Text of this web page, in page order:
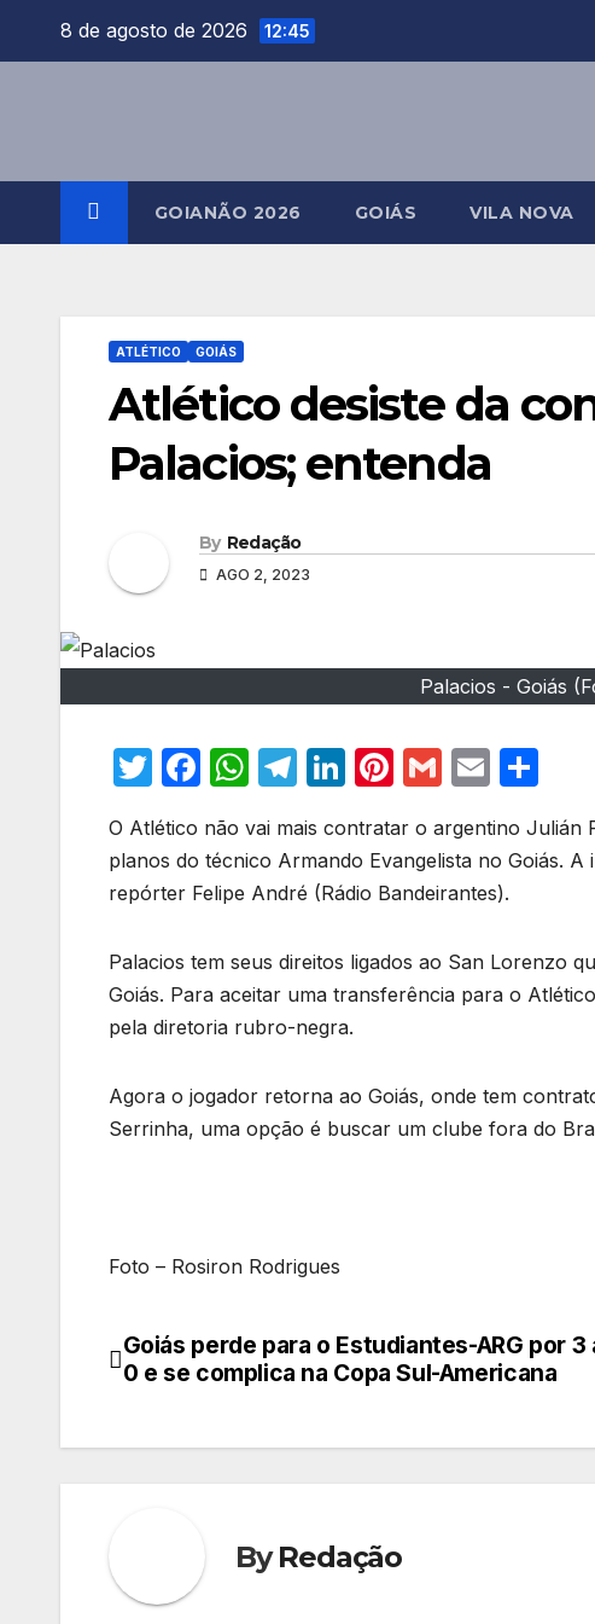
8 de agosto de 2026 12:45
GOIANÃO 2026 GOIÁS VILA NOVA
ATLÉTICO GOIÁS
Atlético desiste da
Palacios; entenda
By Redação
AGO 2, 2023
Palacios - Goiás
T
itt
er
F
c
e
o
o
k
W
at
s
p
p
T
e
gr
m
Li
k
e
n
Pi
er
e
G
ail
E
ail ar
e
O Atlético não vai mais contratar o argentino Julián
planos do técnico Armando Evangelista no Goiás.
repórter Felipe André (Rádio Bandeirantes).
Palacios tem seus direitos ligados ao San Lorenzo
Goiás. Para aceitar uma transferência para o
pela diretoria rubro-negra.
Agora o jogador retorna ao Goiás, onde tem
Serrinha, uma opção é buscar um clube fora do
Foto – Rosiron Rodrigues
Navegação
Post
Goiás perde para o Estudiantes-ARG por 3
0 e se complica na Copa Sul-Americana
ByRedação